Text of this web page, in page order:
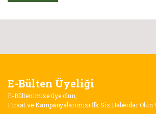
E-Bülten Üyeliği
E-Bültenimize üye olun,
Fırsat ve Kampanyalarımızı İlk Siz Haberdar Olun !